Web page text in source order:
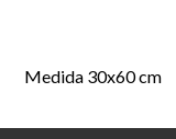
Medida 30x60 cm